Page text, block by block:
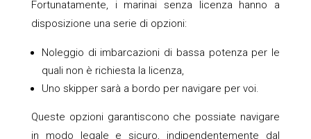
Fortunatamente, i marinai senza licenza hanno a
disposizione una serie di opzioni:
Noleggio di imbarcazioni di bassa potenza per le
quali non è richiesta la licenza,
Uno skipper sarà a bordo per navigare per voi.
Queste opzioni garantiscono che possiate navigare
in modo legale e sicuro, indipendentemente dal